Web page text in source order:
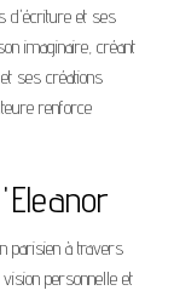
d'écriture et ses
imaginaire, créant
ses créations
renforce
parisien à travers
personnelle et